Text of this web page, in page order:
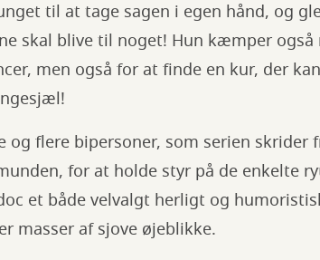
til at tage sagen i egen hånd, og
skal blive til noget! Hun kæmper
men også for at finde en kur, der
og flere bipersoner, som serien
for at holde styr på de enkelte
et både velvalgt herligt og
masser af sjove øjeblikke.